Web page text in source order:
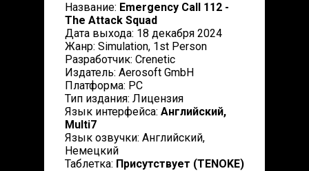
Название: Emergency Call 112 -
The Attack Squad
Дата выхода: 18 декабря 2024
Жанр: Simulation, 1st Person
Разработчик: Crenetic
Издатель: Aerosoft GmbH
Платформа: PC
Тип издания: Лицензия
Язык интерфейса: Английский,
Multi7
Язык озвучки: Английский,
Немецкий
Таблетка: Присутствует (TENOKE)